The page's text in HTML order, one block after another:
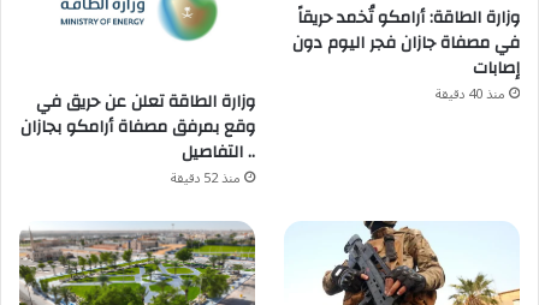
وزارة الطاقة: أرامكو تُخمد حريقاً
في مصفاة جازان فجر اليوم دون
إصابات
منذ 40 دقيقة
وزارة الطاقة تعلن عن حريق في
وقع بمرفق مصفاة أرامكو بجازان
.. التفاصيل
منذ 52 دقيقة